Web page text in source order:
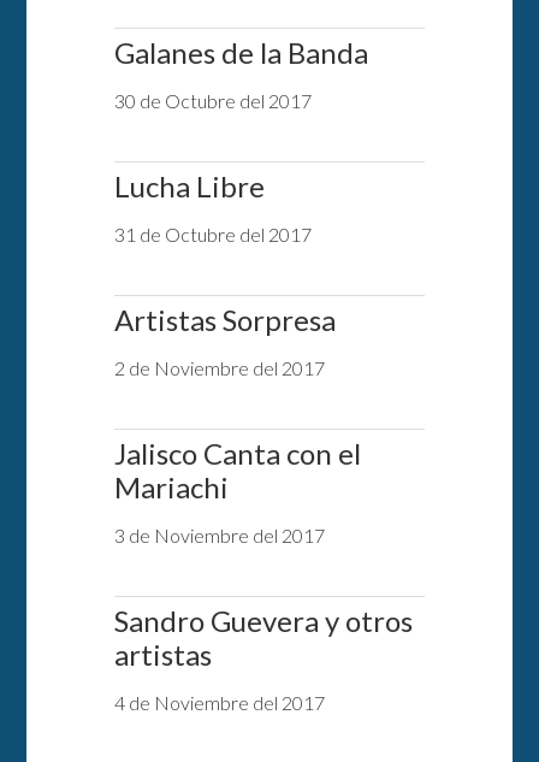
Galanes de la Banda
30 de Octubre del 2017
Lucha Libre
31 de Octubre del 2017
Artistas Sorpresa
2 de Noviembre del 2017
Jalisco Canta con el
Mariachi
3 de Noviembre del 2017
Sandro Guevera y otros
artistas
4 de Noviembre del 2017